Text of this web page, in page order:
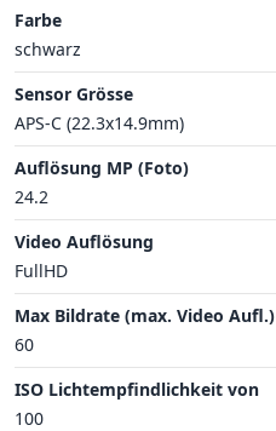
Farbe
schwarz
Sensor Grösse
APS-C (22.3x14.9mm)
Auflösung MP (Foto)
24.2
Video Auflösung
FullHD
Max Bildrate (max. Video Aufl.)
60
ISO Lichtempfindlichkeit von
100